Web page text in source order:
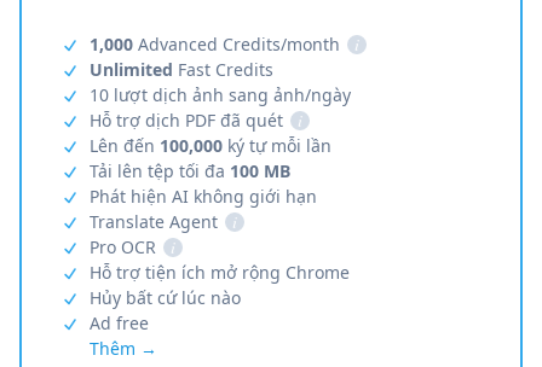
1,000 Advanced Credits/month
i
Unlimited Fast Credits
10 lượt dịch ảnh sang ảnh/ngày
Hỗ trợ dịch PDF đã quét
i
Lên đến 100,000 ký tự mỗi lần
Tải lên tệp tối đa 100 MB
Phát hiện AI không giới hạn
Translate Agent
i
Pro OCR
i
Hỗ trợ tiện ích mở rộng Chrome
Hủy bất cứ lúc nào
Ad free
Thêm →